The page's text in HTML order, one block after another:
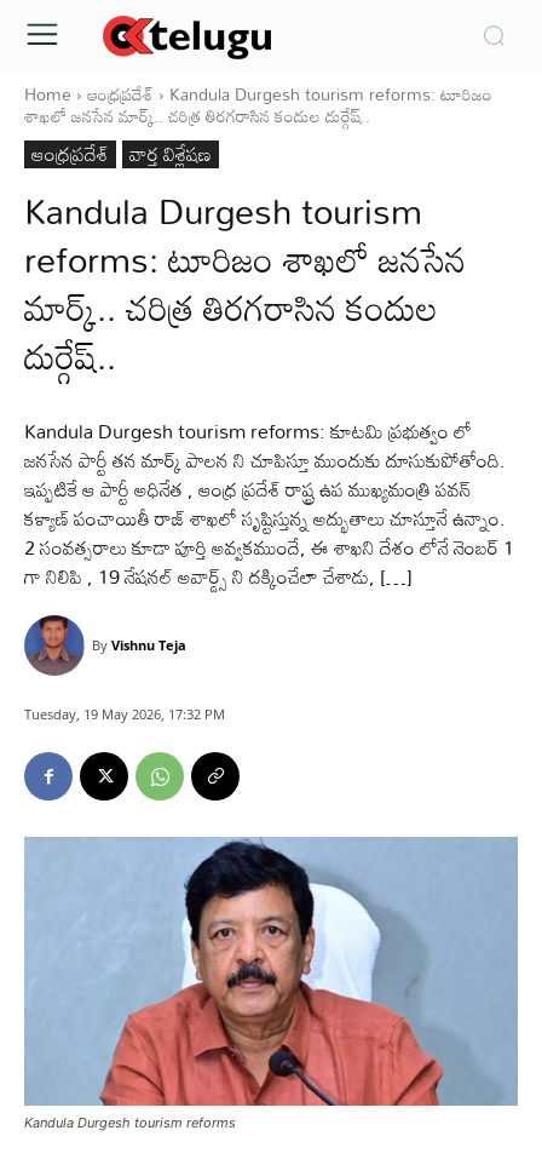
Home ఆంధ్రప్రదేశ్‌ Kandula Durgesh tourism reforms: టూరిజం
శాఖలో జనసేన మార్క్.. చరిత్ర తిరగరాసిన కందుల దుర్గేష్..
ఆంధ్రప్రదేశ్‌ వార్త విశ్లేషణ
Kandula Durgesh tourism
reforms: టూరిజం శాఖలో జనసేన
మార్క్.. చరిత్ర తిరగరాసిన కందుల
దుర్గేష్..
Kandula Durgesh tourism reforms: కూటమి ప్రభుత్వం లో
జనసేన పార్టీ తన మార్క్ పాలన ని చూపిస్తూ ముందుకు దూసుకుపోతోంది.
ఇప్పటికే ఆ పార్టీ అధినేత , ఆంధ్ర ప్రదేశ్ రాష్ట్ర ఉప ముఖ్యమంత్రి పవన్
కళ్యాణ్ పంచాయితీ రాజ్ శాఖలో సృష్టిస్తున్న అద్భుతాలు చూస్తూనే ఉన్నాం.
2 సంవత్సరాలు కూడా పూర్తి అవ్వకముందే, ఈ శాఖని దేశం లోనే నెంబర్ 1
గా నిలిపి , 19 నేషనల్ అవార్డ్స్ ని దక్కించేలా చేశాడు, […]
By Vishnu Teja
Tuesday, 19 May 2026, 17:32 PM
Kandula Durgesh tourism reforms